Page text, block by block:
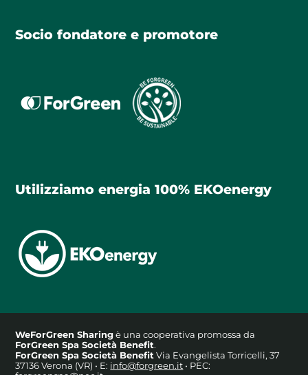
Socio fondatore e promotore
Utilizziamo energia 100% EKOenergy
WeForGreen Sharingè una cooperativa promossa da
ForGreen Spa Società Benefit.
ForGreen Spa Società Benefit Via Evangelista Torricelli, 37
37136 Verona (VR) • E: info@forgreen.it • PEC: